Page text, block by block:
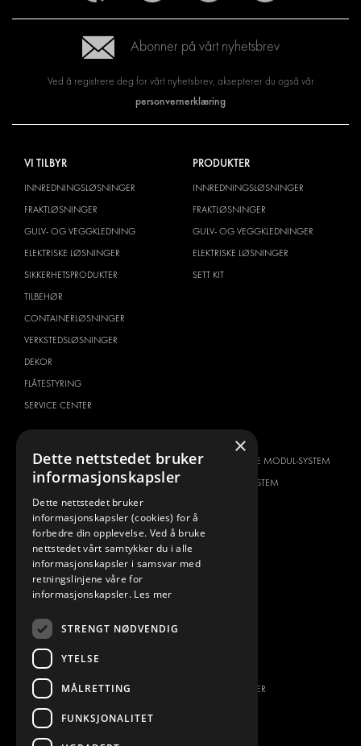
Abonner på vårt nyhetsbrev
Ved å registrere deg for vårt nyhetsbrev, aksepterer du også vår
personvernerklæring
VI TILBYR
INNREDNINGSLØSNINGER
FRAKTLØSNINGER
GULV- OG VEGGKLEDNING
ELEKTRISKE LØSNINGER
SIKKERHETSPRODUKTER
TILBEHØR
CONTAINERLØSNINGER
VERKSTEDSLØSNINGER
DEKOR
FLÅTESTYRING
SERVICE CENTER
PRODUKTER
INNREDNINGSLØSNINGER
FRAKTLØSNINGER
GULV- OG VEGGKLEDNINGER
ELEKTRISKE LØSNINGER
SETT KIT
CITROËN
DACIA
FIAT
HYUNDAI
IVECO
MAN
MERCEDES
NISSAN
OPEL
PEUGEOT
RENAULT
TOYOTA
HVORFOR VELGE MODUL-SYSTEM
OM MODUL-SYSTEM
JOBBMULIGHETER
×
Dette nettstedet bruker
informasjonskapsler
Dette nettstedet bruker
informasjonskapsler (cookies) for å
forbedre din opplevelse. Ved å bruke
nettstedet vårt samtykker du i alle
informasjonskapsler i samsvar med
retningslinjene våre for
informasjonskapsler. Les mer
STRENGT NØDVENDIG
YTELSE
MÅLRETTING
FUNKSJONALITET